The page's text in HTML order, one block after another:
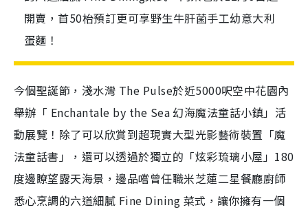
開賣，首50枱預訂更可享野生牛肝菌手工幼意大利
蛋麵！
今個聖誕節，淺水灣 The Pulse於近5000呎空中花園內
舉辦「 Enchantale by the Sea 幻海魔法童話小鎮」活
動展覽！除了可以欣賞到超現實大型光影藝術裝置「魔
法童話書」，還可以透過於獨立的「炫彩琉璃小屋」180
度邊瞭望露天海景，邊品嚐曾任職米芝蓮二星餐廳廚師
悉心烹調的六道細膩 Fine Dining 菜式，讓你擁有一個